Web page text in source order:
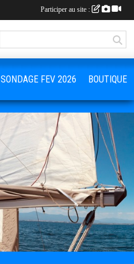
SONDAGE FEV 2026 BOUTIQUE
Participer au site :